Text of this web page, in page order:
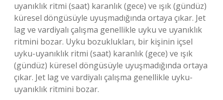
uyanıklık ritmi (saat) karanlık (gece) ve ışık (gündüz)
küresel döngüsüyle uyuşmadığında ortaya çıkar. Jet
lag ve vardiyalı çalışma genellikle uyku ve uyanıklık
ritmini bozar. Uyku bozuklukları, bir kişinin içsel
uyku-uyanıklık ritmi (saat) karanlık (gece) ve ışık
(gündüz) küresel döngüsüyle uyuşmadığında ortaya
çıkar. Jet lag ve vardiyalı çalışma genellikle uyku-
uyanıklık ritmini bozar.